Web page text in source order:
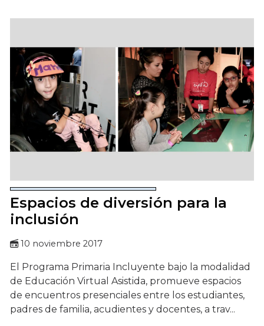
Espacios de diversión para la
inclusión
10 noviembre 2017
El Programa Primaria Incluyente bajo la modalidad
de Educación Virtual Asistida, promueve espacios
de encuentros presenciales entre los estudiantes,
padres de familia, acudientes y docentes, a trav...